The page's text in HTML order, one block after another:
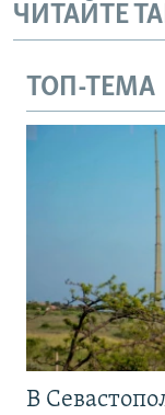
ЧИТАЙТЕ
ТОП-ТЕМА
В